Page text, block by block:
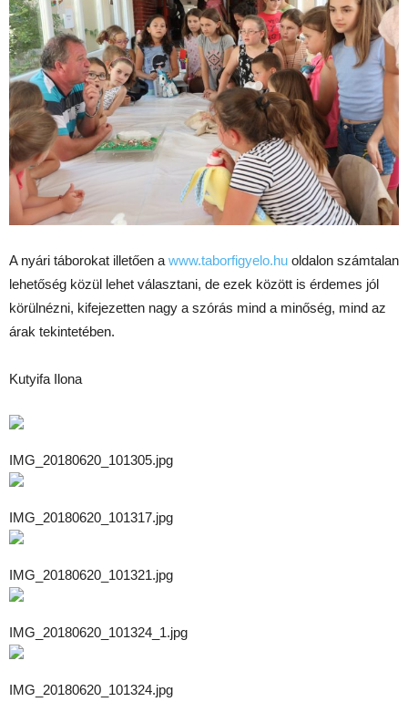
A nyári táborokat illetően a www.taborfigyelo.hu oldalon számtalan
lehetőség közül lehet választani, de ezek között is érdemes jól
körülnézni, kifejezetten nagy a szórás mind a minőség, mind az
árak tekintetében.
Kutyifa Ilona
IMG_20180620_101305.jpg
IMG_20180620_101317.jpg
IMG_20180620_101321.jpg
IMG_20180620_101324_1.jpg
IMG_20180620_101324.jpg